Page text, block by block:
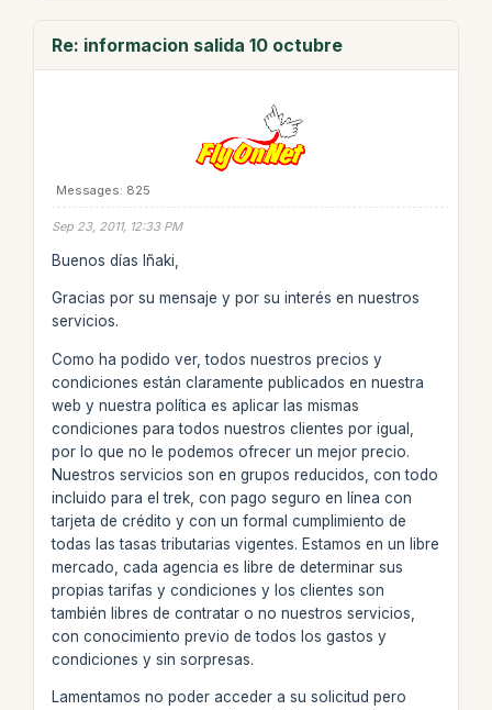
Re: informacion salida 10 octubre
Messages: 825
Sep 23, 2011, 12:33 PM
Buenos días Iñaki,
Gracias por su mensaje y por su interés en nuestros
servicios.
Como ha podido ver, todos nuestros precios y
condiciones están claramente publicados en nuestra
web y nuestra política es aplicar las mismas
condiciones para todos nuestros clientes por igual,
por lo que no le podemos ofrecer un mejor precio.
Nuestros servicios son en grupos reducidos, con todo
incluido para el trek, con pago seguro en línea con
tarjeta de crédito y con un formal cumplimiento de
todas las tasas tributarias vigentes. Estamos en un libre
mercado, cada agencia es libre de determinar sus
propias tarifas y condiciones y los clientes son
también libres de contratar o no nuestros servicios,
con conocimiento previo de todos los gastos y
condiciones y sin sorpresas.
Lamentamos no poder acceder a su solicitud pero